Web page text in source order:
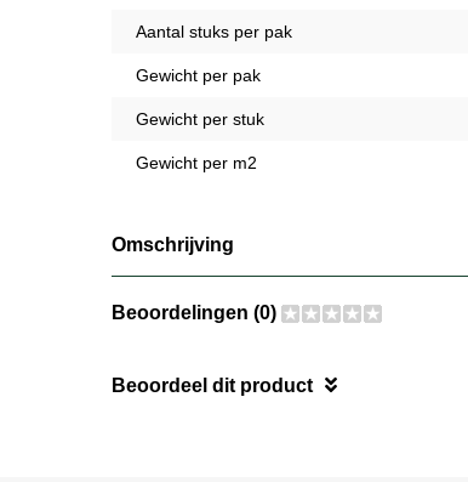
Aantal stuks per pak
Gewicht per pak
Gewicht per stuk
Gewicht per m2
Omschrijving
Beoordelingen (0)
Beoordeel dit product